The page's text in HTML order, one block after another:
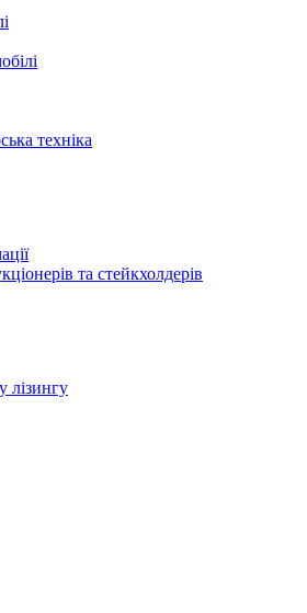
техніка
та стейкхолдерів
лізингу